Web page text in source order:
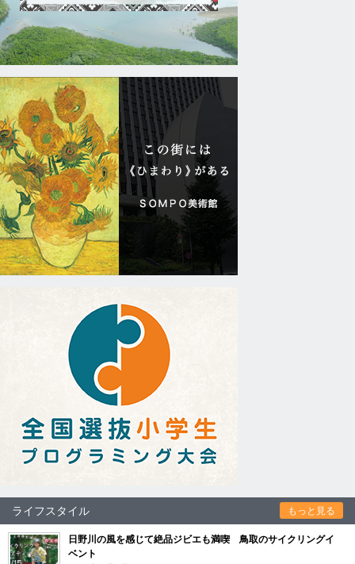
ライフスタイル もっと見る
日野川の風を感じて絶品ジビエも満喫 鳥取のサイクリングイ
ベント